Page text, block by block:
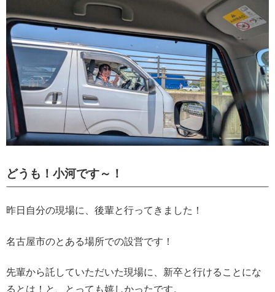
どうも！小河です～！
昨日自分の現場に、後輩と行ってきました！
名古屋市のとある場所での設営です！
先輩から託していただいた現場に、新卒と行けることにな
るとは！と、とっても嬉しかったです。